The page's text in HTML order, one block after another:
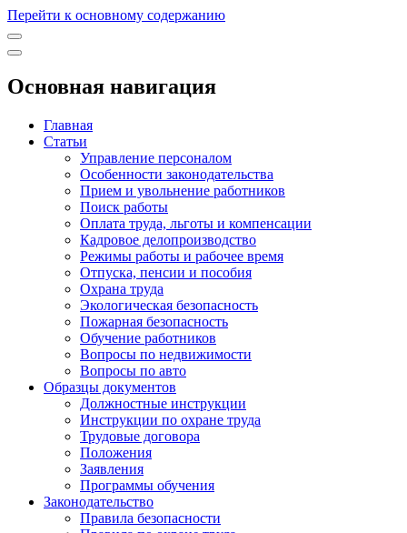
Перейти к основному содержанию
Основная навигация
Главная
Статьи
Управление персоналом
Особенности законодательства
Прием и увольнение работников
Поиск работы
Оплата труда, льготы и компенсации
Кадровое делопроизводство
Режимы работы и рабочее время
Отпуска, пенсии и пособия
Охрана труда
Экологическая безопасность
Пожарная безопасность
Обучение работников
Вопросы по недвижимости
Вопросы по авто
Образцы документов
Должностные инструкции
Инструкции по охране труда
Трудовые договора
Положения
Заявления
Программы обучения
Законодательство
Правила безопасности